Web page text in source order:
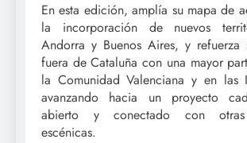
En esta edición, amplía su mapa de
la incorporación de nuevos
Andorra y Buenos Aires, y refuerza
fuera de Cataluña con una mayor
la Comunidad Valenciana y en las
avanzando hacia un proyecto
abierto y conectado con otras
escénicas.